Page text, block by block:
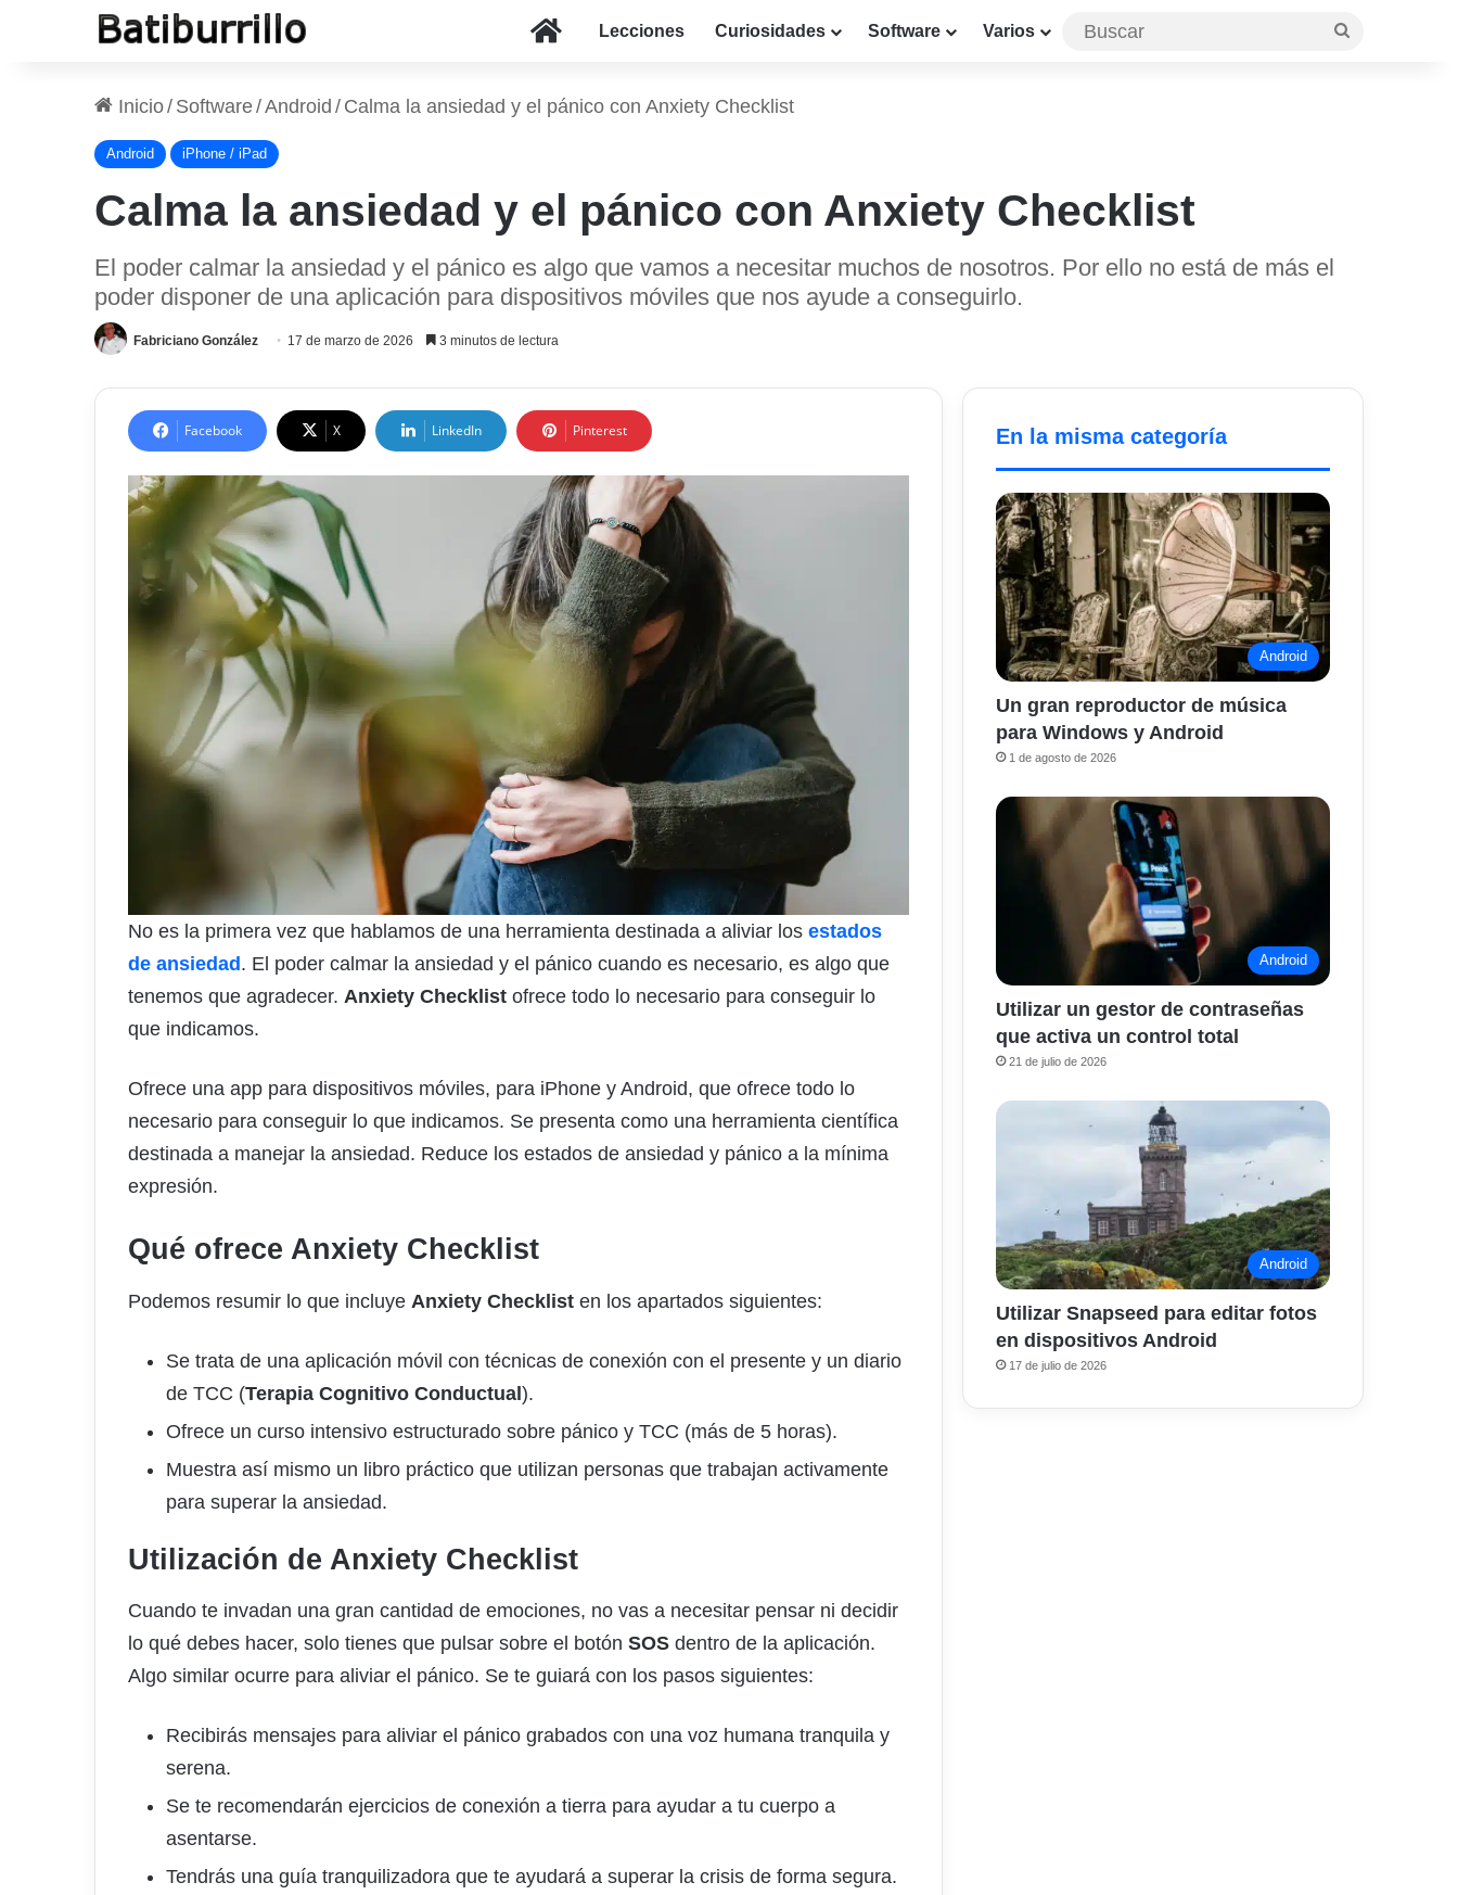
InicioLecciones Curiosidades Software Varios
Inicio/ Software/Android / Calma la ansiedad y el pánico con Anxiety Checklist
Android iPhone / iPad
Calma la ansiedad y el pánico con Anxiety Checklist
El poder calmar la ansiedad y el pánico es algo que vamos a necesitar muchos de nosotros. Por ello no está de más el
poder disponer de una aplicación para dispositivos móviles que nos ayude a conseguirlo.
Fabriciano González 17 de marzo de 2026 3 minutos de lectura
Facebook X LinkedIn Pinterest
No es la primera vez que hablamos de una herramienta destinada a aliviar los estados
de ansiedad . El poder calmar la ansiedad y el pánico cuando es necesario, es algo que
tenemos que agradecer. Anxiety Checklist ofrece todo lo necesario para conseguir lo
que indicamos.
Ofrece una app para dispositivos móviles, para iPhone y Android, que ofrece todo lo
necesario para conseguir lo que indicamos. Se presenta como una herramienta científica
destinada a manejar la ansiedad. Reduce los estados de ansiedad y pánico a la mínima
expresión.
Qué ofrece Anxiety Checklist
Podemos resumir lo que incluye Anxiety Checklist en los apartados siguientes:
Se trata de una aplicación móvil con técnicas de conexión con el presente y un diario
de TCC (Terapia Cognitivo Conductual).
Ofrece un curso intensivo estructurado sobre pánico y TCC (más de 5 horas).
Muestra así mismo un libro práctico que utilizan personas que trabajan activamente
para superar la ansiedad.
Utilización de Anxiety Checklist
Cuando te invadan una gran cantidad de emociones, no vas a necesitar pensar ni decidir
lo qué debes hacer, solo tienes que pulsar sobre el botón SOS dentro de la aplicación.
Algo similar ocurre para aliviar el pánico. Se te guiará con los pasos siguientes:
Recibirás mensajes para aliviar el pánico grabados con una voz humana tranquila y
serena.
Se te recomendarán ejercicios de conexión a tierra para ayudar a tu cuerpo a
asentarse.
Tendrás una guía tranquilizadora que te ayudará a superar la crisis de forma segura.
En la misma categoría
Android
Un gran reproductor de música
para Windows y Android
1 de agosto de 2026
Android
Utilizar un gestor de contraseñas
que activa un control total
21 de julio de 2026
Android
Utilizar Snapseed para editar fotos
en dispositivos Android
17 de julio de 2026